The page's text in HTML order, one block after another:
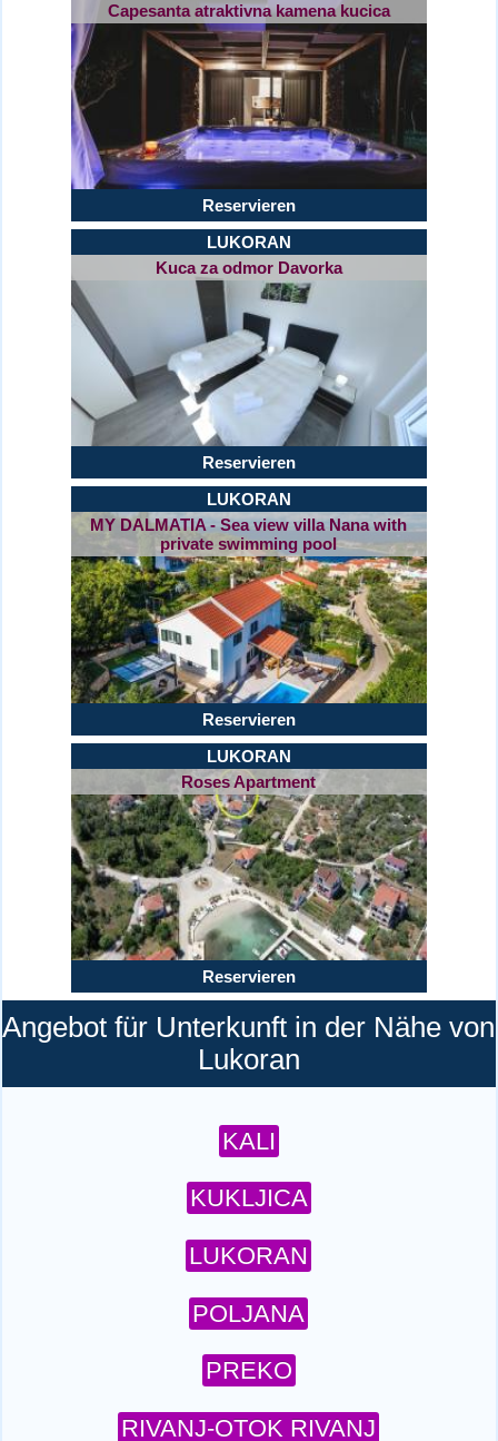
Capesanta atraktivna kamena kucica
Reservieren
LUKORAN
Kuca za odmor Davorka
Reservieren
LUKORAN
MY DALMATIA - Sea view villa Nana with
private swimming pool
Reservieren
LUKORAN
Roses Apartment
Reservieren
Angebot für Unterkunft in der Nähe von
Lukoran
KALI
KUKLJICA
LUKORAN
POLJANA
PREKO
RIVANJ-OTOK RIVANJ